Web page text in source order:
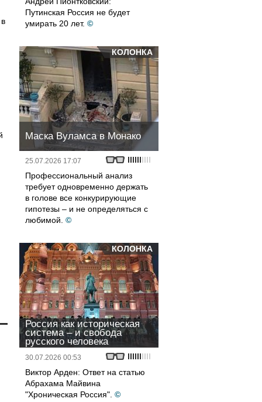
Путинская Россия не будет
умирать 20 лет. ©
КОЛОНКА
Маска Вуламса в Монако
25.07.2026 17:07
Профессиональный анализ
требует одновременно держать
в голове все конкурирующие
гипотезы – и не определяться с
любимой. ©
КОЛОНКА
Россия как историческая
система – и свобода
русского человека
30.07.2026 00:53
Виктор Арден: Ответ на статью
Абрахама Майвина
"Хроническая Россия". ©